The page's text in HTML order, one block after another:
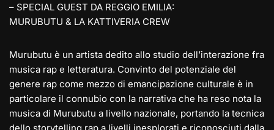
– SPECIAL GUEST DA REGGIO EMILIA:
MURUBUTU & LA KATTIVERIA CREW
Murubutu è un artista dedito allo studio dell’interazione fra
musica rap e letteratura. Convinto del potenziale del
genere rap come mezzo di emancipazione culturale è in
particolare il connubio con la narrativa che ha reso nota la
musica di Murubutu a livello nazionale, portando la tecnica